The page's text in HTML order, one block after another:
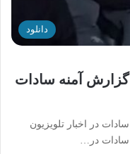
دانلود
گزارش آمنه سادات
در اخبار تلویزیون
سادات در…